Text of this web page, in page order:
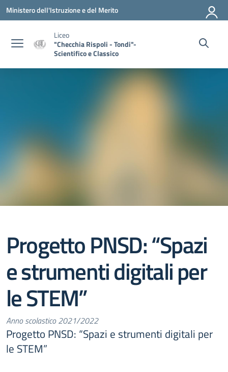
Vai ai contenuti
Vai al menu di navigazione
Vai al footer
Ministero dell'Istruzione e del Merito
Liceo
"Checchia Rispoli - Tondi"-
Scientifico e Classico
Progetto PNSD: “Spazi
e strumenti digitali per
le STEM”
Anno scolastico 2021/2022
Progetto PNSD: “Spazi e strumenti digitali per
le STEM”